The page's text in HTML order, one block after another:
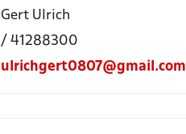
Gert Ulrich
/ 41288300
ulrichgert0807@gmail.com